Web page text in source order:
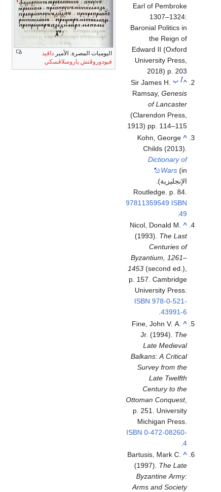
اليوميات المصرة. الأمير داڤيد
فيودوروڤتش ياروسلاڤسكي
Earl of Pembroke
1307–1324:
Baronial Politics in
the Reign of
Edward II (Oxford
University Press,
2018) p. 203
^أ ب Sir James H.
Ramsay,Genesis
of Lancaster
(Clarendon Press,
1913) pp. 114–115
^
Kohn, George
Childs (2013).
Dictionary of
Wars (in
الإنجليزية).
Routledge. p. 84.
ISBN
97811359549
49
.
^
Nicol, Donald M.
(1993). The Last
Centuries of
Byzantium, 1261–
1453 (second ed.),
p. 157. Cambridge
University Press.
ISBN 978-0-521-
43991-6
.
^
Fine, John V. A.
Jr. (1994). The
Late Medieval
Balkans: A Critical
Survey from the
Late Twelfth
Century to the
Ottoman Conquest,
p. 251. University
Michigan Press.
ISBN 0-472-08260-
4
.
^
Bartusis, Mark C.
(1997). The Late
Byzantine Army:
Arms and Society